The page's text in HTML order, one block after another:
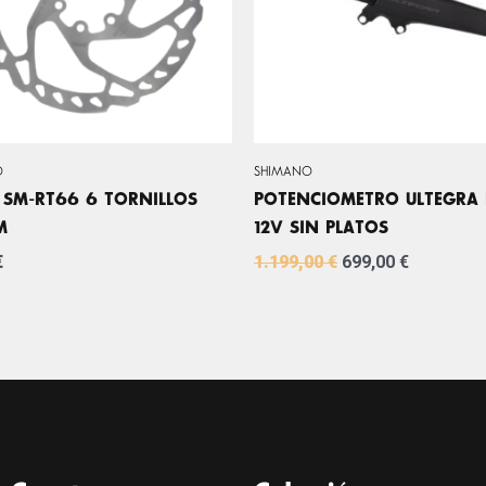
SM-RT66 6 TORNILLOS
SHIMANO
POTENCIOMETRO
12V SIN PLATOS
1.199,00€ 699,00 €